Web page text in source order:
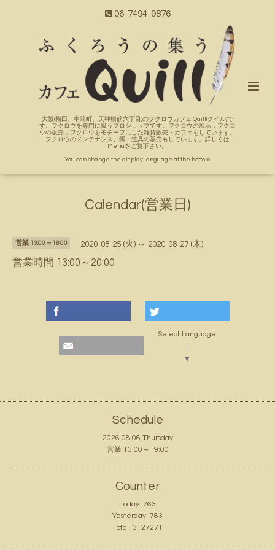
06-7494-9876
大阪(梅田、中崎町、天神橋筋六丁目)のフクロウカフェ Quill(クイル)で
す。フクロウを専門に扱うプロショップです。フクロウの展示，フクロ
ウの販売，フクロウをモチーフにした雑貨販売・カフェをしています。
フクロウのメンテナンス、餌・道具の販売もしています。詳しくは
Menuをご覧下さい。
You can change the display language at the bottom.
Calendar(営業日)
営業 13:00～18:00 2020-08-25 (火) ～ 2020-08-27 (木)
営業時間 13:00～20:00
Select Language
▼
Schedule
2026.08.06 Thursday
営業 13:00～19:00
Counter
Today: 763
Yesterday: 783
Total: 3127271